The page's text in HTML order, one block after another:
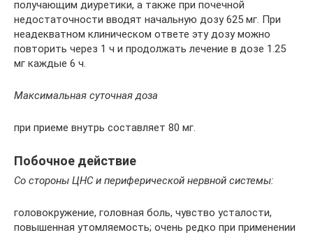
получающим диуретики, а также при почечной
недостаточности вводят начальную дозу 625 мг. При
неадекватном клиническом ответе эту дозу можно
повторить через 1 ч и продолжать лечение в дозе 1.25
мг каждые 6 ч.
Максимальная суточная доза
при приеме внутрь составляет 80 мг.
Побочное действие
Со стороны ЦНС и периферической нервной системы:
головокружение, головная боль, чувство усталости,
повышенная утомляемость; очень редко при применении